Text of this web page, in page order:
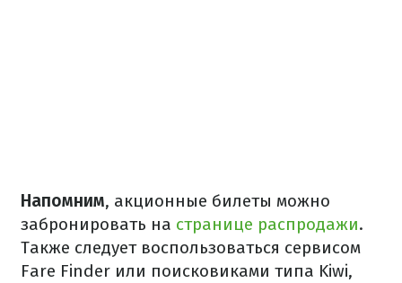
Напомним, акционные билеты можно
забронировать на странице распродажи.
Также следует воспользоваться сервисом
Fare Finder или поисковиками типа Kiwi,